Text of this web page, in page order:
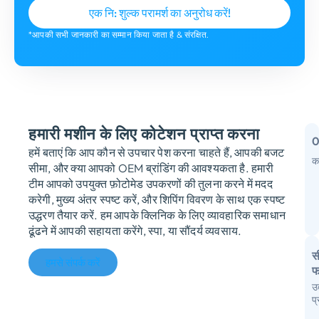
*आपकी सभी जानकारी का सम्मान किया जाता है & संरक्षित.
हमारी मशीन के लिए कोटेशन प्राप्त करना
हमें बताएं कि आप कौन से उपचार पेश करना चाहते हैं, आपकी बजट
सीमा, और क्या आपको OEM ब्रांडिंग की आवश्यकता है. हमारी
टीम आपको उपयुक्त फ़ोटोमेड उपकरणों की तुलना करने में मदद
करेगी, मुख्य अंतर स्पष्ट करें, और शिपिंग विवरण के साथ एक स्पष्ट
उद्धरण तैयार करें. हम आपके क्लिनिक के लिए व्यावहारिक समाधान
ढूंढने में आपकी सहायता करेंगे, स्पा, या सौंदर्य व्यवसाय.
हमसे संपर्क करें